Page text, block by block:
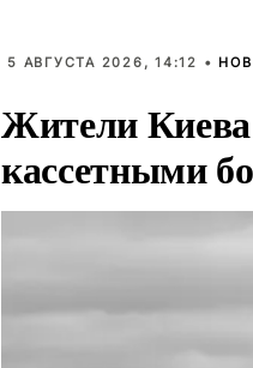
5 АВГУСТА 2026, 14:12 •
Жители Киева
кассетными